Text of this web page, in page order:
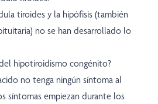
tiroides y la hipófisis (también
no se han desarrollado lo
hipotiroidismo congénito?
no tenga ningún síntoma al
síntomas empiezan durante los